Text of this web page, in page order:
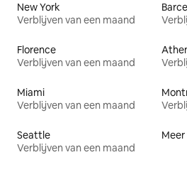
New York
Verblijven van een maand
Florence
Verblijven van een maand
Miami
Verblijven van een maand
Seattle
Verblijven van een maand